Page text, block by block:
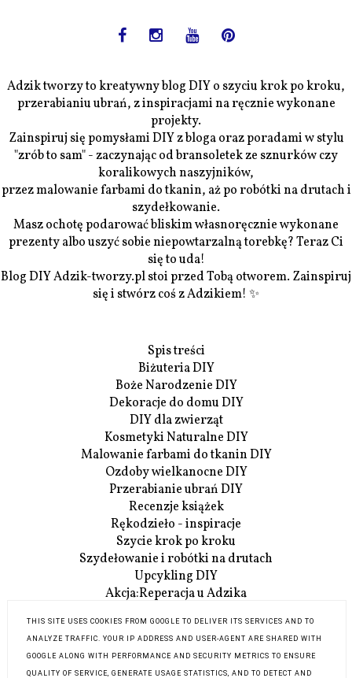
Adzik tworzy to kreatywny blog DIY o szyciu krok po kroku,
przerabianiu ubrań, z inspiracjami na ręcznie wykonane
projekty.
Zainspiruj się pomysłami DIY z bloga oraz poradami w stylu
"zrób to sam" - zaczynając od bransoletek ze sznurków czy
koralikowych naszyjników,
przez malowanie farbami do tkanin, aż po robótki na drutach i
szydełkowanie.
Masz ochotę podarować bliskim własnoręcznie wykonane
prezenty albo uszyć sobie niepowtarzalną torebkę? Teraz Ci
się to uda!
Blog DIY Adzik-tworzy.pl stoi przed Tobą otworem. Zainspiruj
się i stwórz coś z Adzikiem! ✨
Spis treści
Biżuteria DIY
Boże Narodzenie DIY
Dekoracje do domu DIY
DIY dla zwierząt
Kosmetyki Naturalne DIY
Malowanie farbami do tkanin DIY
Ozdoby wielkanocne DIY
Przerabianie ubrań DIY
Recenzje książek
Rękodzieło - inspiracje
Szycie krok po kroku
Szydełowanie i robótki na drutach
Upcykling DIY
Akcja:Reperacja u Adzika
O mnie
Współpraca
Kontakt
THIS SITE USES COOKIES FROM GOOGLE TO DELIVER ITS SERVICES AND TO
ANALYZE TRAFFIC. YOUR IP ADDRESS AND USER-AGENT ARE SHARED WITH
GOOGLE ALONG WITH PERFORMANCE AND SECURITY METRICS TO ENSURE
QUALITY OF SERVICE, GENERATE USAGE STATISTICS, AND TO DETECT AND